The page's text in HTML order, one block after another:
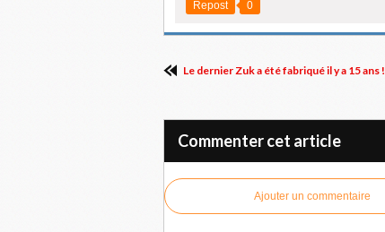
Repost 0
Le dernier Zuk a été fabriqué il y a 15 ans !
Commenter cet article
Ajouter un commentaire